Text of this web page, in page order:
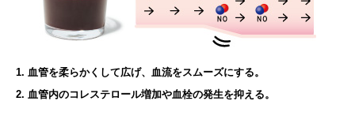
1. 血管を柔らかくして広げ、血流をスムーズにする。
2. 血管内のコレステロール増加や血栓の発生を抑える。